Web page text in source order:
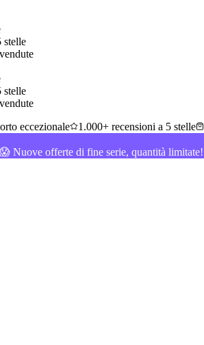
stelle
stelle
eccezionale 1.000+ recensioni a 5 stelle
Nuove offerte di fine serie, quantità limitate!